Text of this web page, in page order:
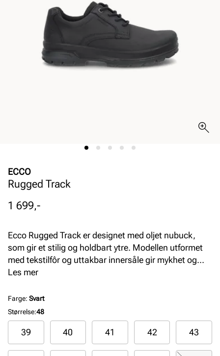
ECCO
Rugged Track
Pris
1 699,-
Ecco Rugged Track er designet med oljet nubuck,
som gir et stilig og holdbart ytre. Modellen utformet
med tekstilfôr og uttakbar innersåle gir mykhet og
pusteevne. Dette er en lett, fleksibel og komfortabel
Farge: Black
Les mer
Farge: Svart
Størrelse:48
39 40 41 42 43